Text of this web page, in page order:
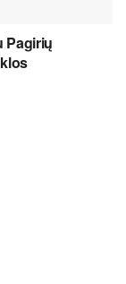
Pagirių